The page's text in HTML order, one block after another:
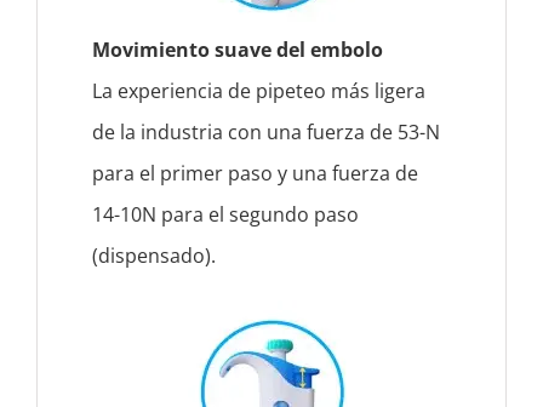
Movimiento suave del embolo
La experiencia de pipeteo más ligera
de la industria con una fuerza de 53-N
para el primer paso y una fuerza de
14-10N para el segundo paso
(dispensado).